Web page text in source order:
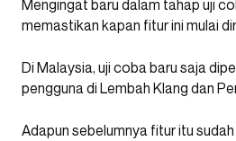
Mengingat baru dalam tahap uji
memastikan kapan fitur ini mulai
Di Malaysia, uji coba baru saja
pengguna di Lembah Klang dan
Adapun sebelumnya fitur itu